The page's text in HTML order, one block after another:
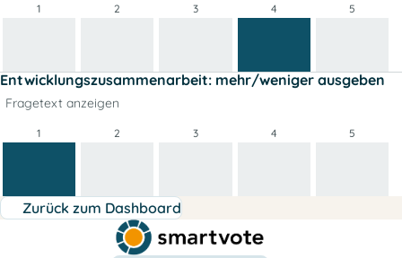
1 2 3 4 5
Entwicklungszusammenarbeit: mehr/weniger ausgeben
Fragetext anzeigen
1 2 3 4 5
Zurück zum Dashboard